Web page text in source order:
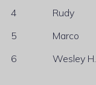
4
Rudy
5
Marco
6
Wesley H.